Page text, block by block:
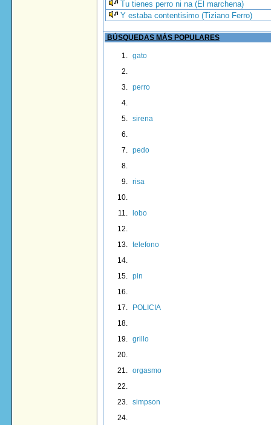
Tu tienes perro ni na (El marchena)
Y estaba contentisimo (Tiziano Ferro)
BÚSQUEDAS MÁS POPULARES
gato
perro
sirena
pedo
risa
lobo
telefono
pin
POLICIA
grillo
orgasmo
simpson